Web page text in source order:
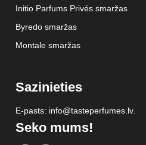
Initio Parfums Privés smaržas
Byredo smaržas
Montale smaržas
Sazinieties
E-pasts: info@tasteperfumes.lv.
Seko mums!